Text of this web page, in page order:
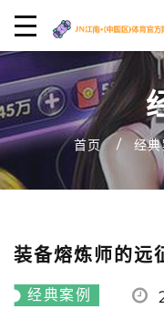
首页 经
装备熔炼师的远
经典案例